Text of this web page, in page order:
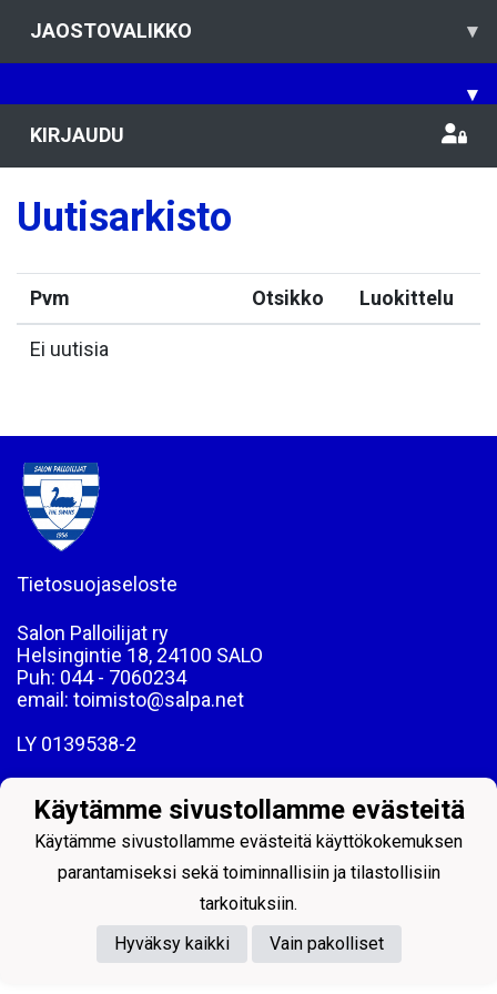
JAOSTOVALIKKO ▾
▾
KIRJAUDU
Uutisarkisto
Pvm Otsikko Luokittelu
Ei uutisia
Tietosuojaseloste
Salon Palloilijat ry
Helsingintie 18, 24100 SALO
Puh: 044 - 7060234
email: toimisto@salpa.net
LY 0139538-2
Powered by
Käytämme sivustollamme evästeitä
Käytämme sivustollamme evästeitä käyttökokemuksen
parantamiseksi sekä toiminnallisiin ja tilastollisiin
tarkoituksiin.
Hyväksy kaikki
Vain pakolliset